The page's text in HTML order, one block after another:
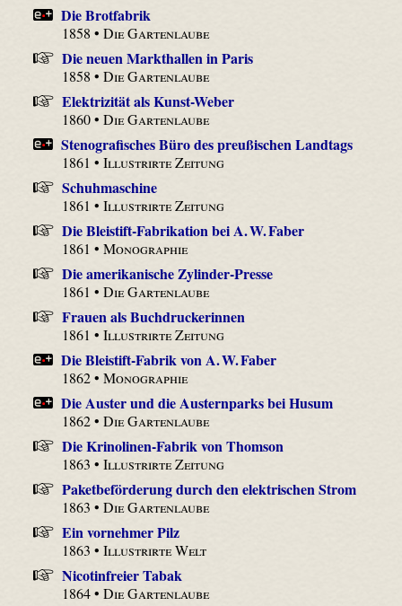
Die Brotfabrik
1858 •Die Gartenlaube
Die neuen Markthallen in Paris
1858 •Die Gartenlaube
Elektrizität als Kunst-Weber
1860 •Die Gartenlaube
Stenografisches Büro des preußischen Landtags
1861 •Illustrirte Zeitung
Schuhmaschine
1861 •Illustrirte Zeitung
Die Bleistift-Fabrikation bei A. W. Faber
1861 •Monographie
Die amerikanische Zylinder-Presse
1861 •Die Gartenlaube
Frauen als Buchdruckerinnen
1861 •Illustrirte Zeitung
Die Bleistift-Fabrik von A. W. Faber
1862 •Monographie
Die Auster und die Austernparks bei Husum
1862 •Die Gartenlaube
Die Krinolinen-Fabrik von Thomson
1863 •Illustrirte Zeitung
Paketbeförderung durch den elektrischen Strom
1863 •Die Gartenlaube
Ein vornehmer Pilz
1863 •Illustrirte Welt
Nicotinfreier Tabak
1864 •Die Gartenlaube